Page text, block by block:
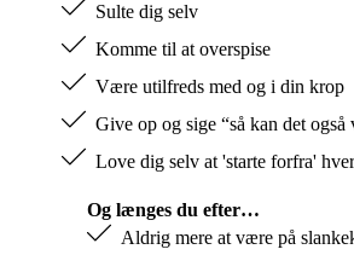
Sulte dig selv
Komme til at overspise
Være utilfreds med og i din krop
Give op og sige “så kan det
Love dig selv at 'starte forfra'
Og længes du efter…
Aldrig mere at være på